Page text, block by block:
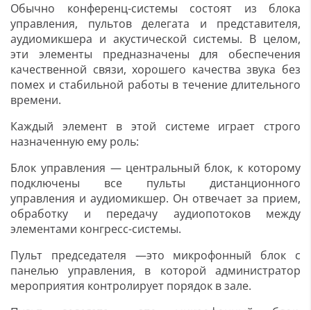
Обычно конференц-системы состоят из блока
управления, пультов делегата и представителя,
аудиомикшера и акустической системы. В целом,
эти элементы предназначены для обеспечения
качественной связи, хорошего качества звука без
помех и стабильной работы в течение длительного
времени.
Каждый элемент в этой системе играет строго
назначенную ему роль:
Блок управления — центральный блок, к которому
подключены все пульты дистанционного
управления и аудиомикшер. Он отвечает за прием,
обработку и передачу аудиопотоков между
элементами конгресс-системы.
Пульт председателя —это микрофонный блок с
панелью управления, в которой администратор
мероприятия контролирует порядок в зале.